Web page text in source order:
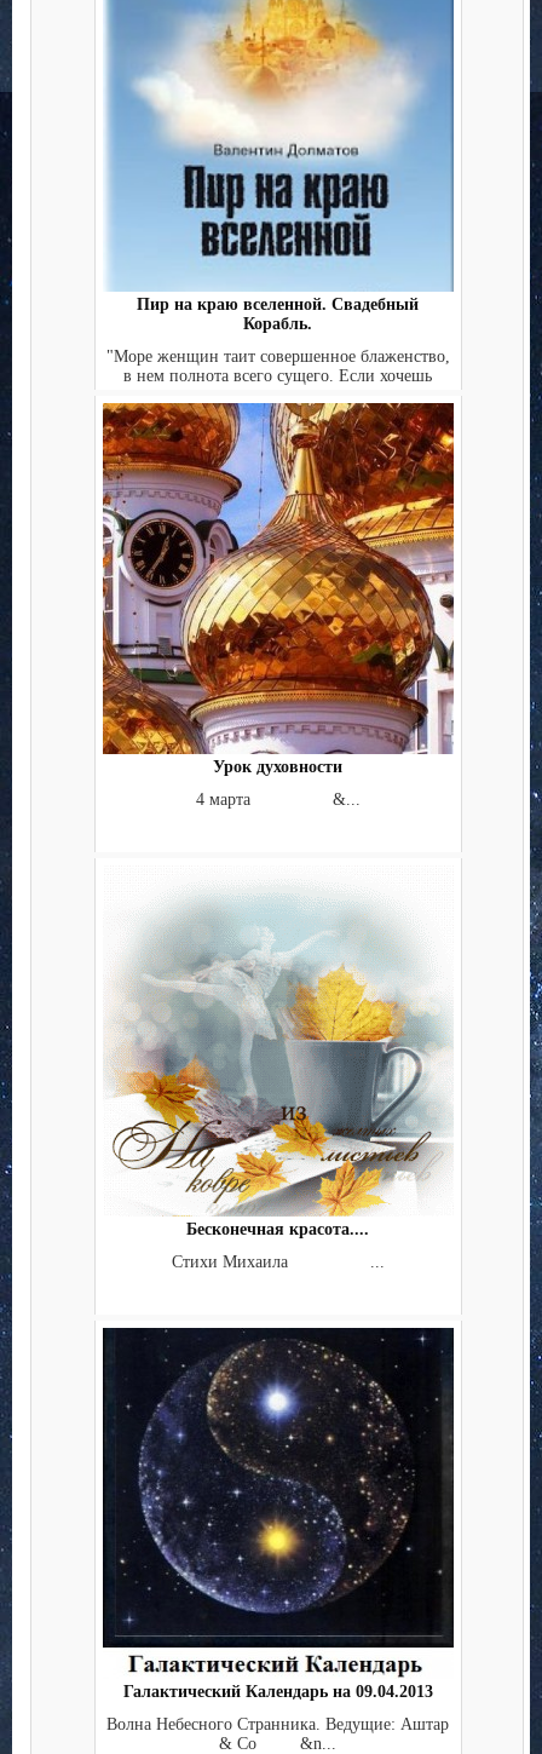
Пир на краю вселенной. Свадебный
Корабль.
"Море женщин таит совершенное блаженство,
в нем полнота всего сущего. Если хочешь
Урок духовности
4 марта &...
Бесконечная красота....
Стихи Михаила ...
Галактический Календарь на 09.04.2013
Волна Небесного Странника. Ведущие: Аштар
& Co &n...